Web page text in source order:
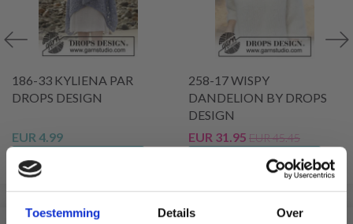
Toestemming Details Over
186-33 KYLIENA PAR
DROPS DESIGN
EUR 4.99
Voir toutes les options
258-17 WISPY
DANDELION BY DROPS
DESIGN
EUR 31.95 EUR 45.45
Voir toutes les options